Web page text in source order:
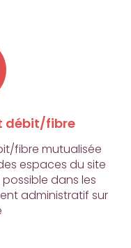
débit/fibre
fibre mutualisée
espaces du site
possible dans les
administratif sur